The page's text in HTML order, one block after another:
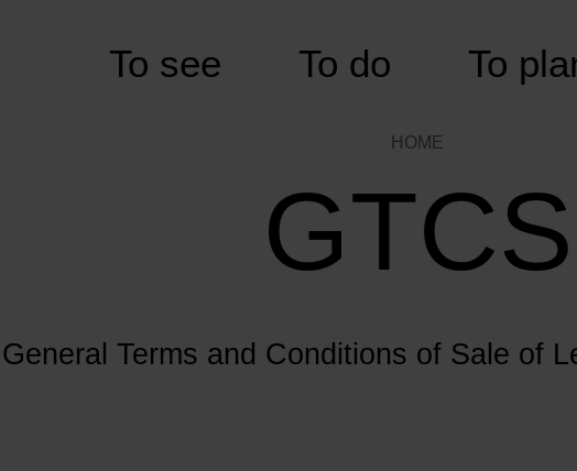
To see To do To
HOME
GTCS
General Terms and Conditions of Sale of